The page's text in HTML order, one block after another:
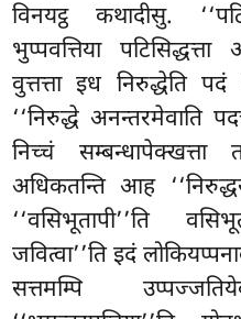
विनयट्ठ कथादीसु.
भुप्पवत्तिया पटिसिद्धत्ता
वुत्तत्ता इध निरुद्धेति
‘‘निरुद्धे अनन्तरमेवाति
निच्चं सम्बन्धापेक्खत्ता
अधिकतन्ति आह
‘‘वसिभूतापी’’ति
जवित्वा’’ति इदं
सत्तमम्पि